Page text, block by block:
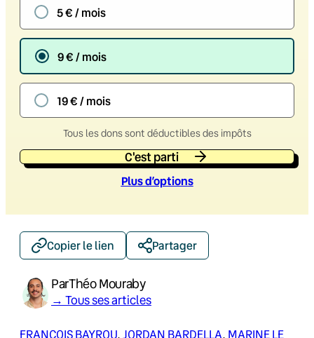
5 € / mois
9 € / mois
19 € / mois
Tous les dons sont déductibles des impôts
C'est parti
Plus d’options
Copier le lien Partager
ParThéo Mouraby
→ Tous ses articles
FRANÇOIS BAYROU, JORDAN BARDELLA, MARINE LE